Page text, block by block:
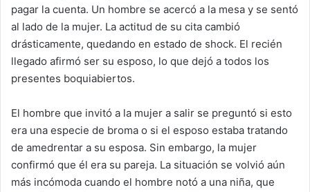
pagar la cuenta. Un hombre se acercó a la mesa y se sentó
al lado de la mujer. La actitud de su cita cambió
drásticamente, quedando en estado de shock. El recién
llegado afirmó ser su esposo, lo que dejó a todos los
presentes boquiabiertos.
El hombre que invitó a la mujer a salir se preguntó si esto
era una especie de broma o si el esposo estaba tratando
de amedrentar a su esposa. Sin embargo, la mujer
confirmó que él era su pareja. La situación se volvió aún
más incómoda cuando el hombre notó a una niña, que